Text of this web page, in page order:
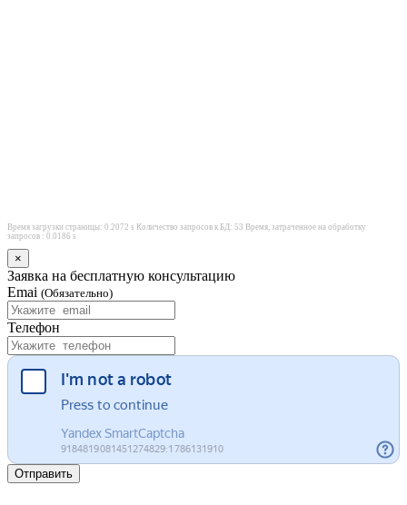
Время загрузки страницы: 0.2072 s Количество запросов к БД: 53 Время, затраченное на обработку
запросов : 0.0186 s
×
Заявка на бесплатную консультацию
Emai (Обязательно)
Телефон
Отправить